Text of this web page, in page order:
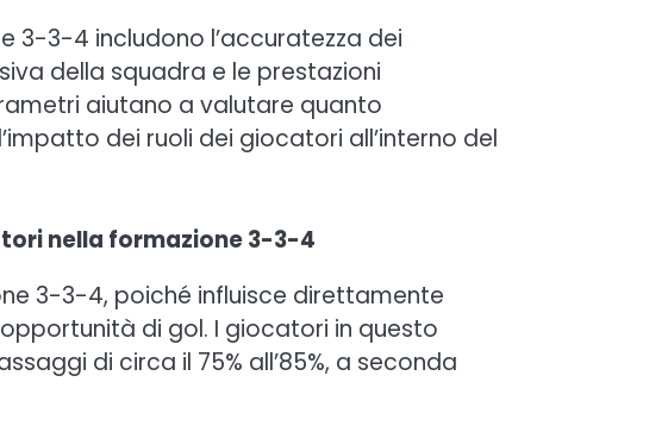
3-3-4 includono l’accuratezza dei
della squadra e le prestazioni
aiutano a valutare quanto
dei ruoli dei giocatori all’interno del
nella formazione 3-3-4
3-3-4, poiché influisce direttamente
di gol. I giocatori in questo
di circa il 75% all’85%, a seconda